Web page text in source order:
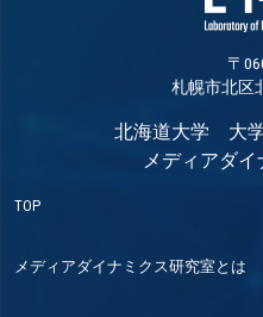
〒
札幌市北区
北海道大学 大
メディアダ
TOP
メディアダイナミクス研究室とは